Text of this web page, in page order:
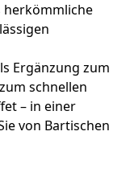
herkömmliche
Ergänzung zum
schnellen
– in einer
von Bartischen